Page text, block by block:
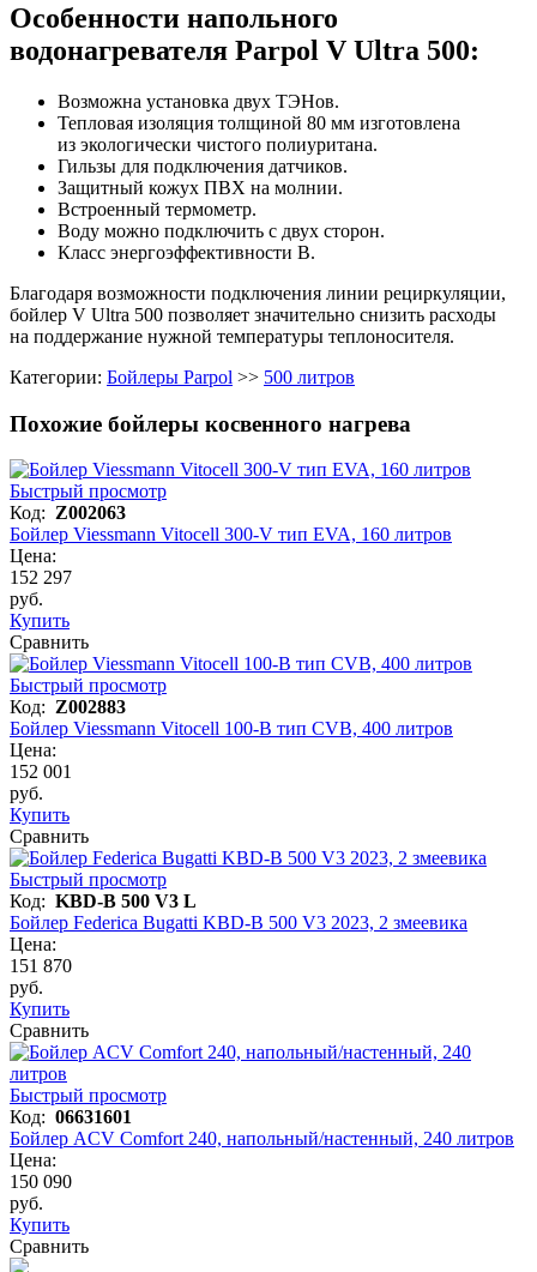
Особенности напольного
водонагревателя Parpol V Ultra 500:
Возможна установка двух ТЭНов.
Тепловая изоляция толщиной 80 мм изготовлена
из экологически чистого полиуритана.
Гильзы для подключения датчиков.
Защитный кожух ПВХ на молнии.
Встроенный термометр.
Воду можно подключить с двух сторон.
Класс энергоэффективности В.
Благодаря возможности подключения линии рециркуляции,
бойлер V Ultra 500 позволяет значительно снизить расходы
на поддержание нужной температуры теплоносителя.
Категории: Бойлеры Parpol >> 500 литров
Похожие бойлеры косвенного нагрева
Быстрый просмотр
Код: Z002063
Бойлер Viessmann Vitocell 300-V тип EVA, 160 литров
Цена:
152 297
руб.
Купить
Сравнить
Быстрый просмотр
Код: Z002883
Бойлер Viessmann Vitocell 100-B тип CVB, 400 литров
Цена:
152 001
руб.
Купить
Сравнить
Быстрый просмотр
Код: KBD-B 500 V3 L
Бойлер Federica Bugatti KBD-В 500 V3 2023, 2 змеевика
Цена:
151 870
руб.
Купить
Сравнить
Быстрый просмотр
Код: 06631601
Бойлер ACV Comfort 240, напольный/настенный, 240 литров
Цена:
150 090
руб.
Купить
Сравнить